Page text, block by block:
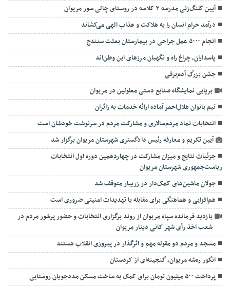
آیین کلنگ‌زنی مدرسه ۳ کلاسه در روستای چالی سور مریوان
درآمد حرام انسان را به هلاکت و عذاب الهی می‌کشاند
انجام ۵۰۰۰ عمل جراحی در بیمارستان بعثت سنندج
پاسداران، چراغ راه و نگهبان مرزهای این وطن‌اند
جشن بزرگ آدم‌برفی
برپایی نمایشگاه صنایع دستی معلولین در مریوان
تیم بانوان هلال‌احمر آماده ارائه خدمات به زائران
انتخابات نماد مردم‌سالاری و مشارکت مردم در سرنوشت خودشان است
آیین تکریم و معارفه رئیس دادگستری شهرستان مریوان برگزار شد
جزئیات نتایج و میزان مشارکت در چهاردهمین دوره اول انتخابات
ریاست‌جمهوری شهرستان مریوان
جولان ماشین‌های کمک‌دار در زریبار متوقف شد
هم‌افزایی و هماهنگی برای مقابله با تهدیدات امنیتی ضروری است
بازدید فرمانده سپاه مریوان از روند برگزاری انتخابات و حضور پرشور مردم در
شعب اخذ رأی شهر کانی دینار مریوان
مسجد و مردم دو مقوله مهم و اثرگذار در پیروزی انقلاب هستند
انگور ره‌شه مریوان، گنجینه‌ای از کردستان
پرداخت ۵۰۰ میلیون تومان برای کمک به ساخت مسکن مددجویان روستایی